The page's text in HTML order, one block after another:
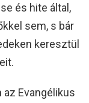
és hite által,
sem, s bár
keresztül
Evangélikus